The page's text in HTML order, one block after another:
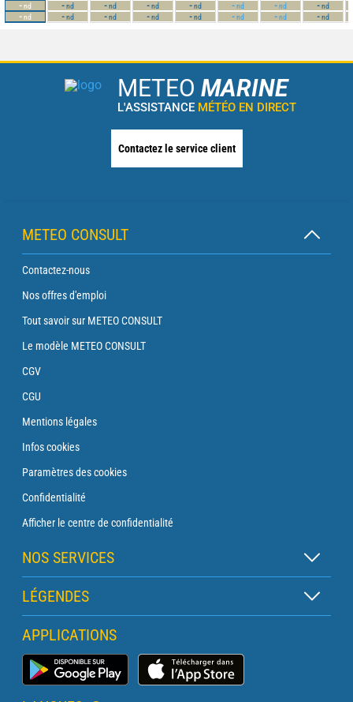
-nd
-nd
-nd
-nd
-nd
-nd
-nd
-nd
-nd
-nd
-nd
-nd
-nd
-nd
-nd
-nd
METEO MARINE
L'ASSISTANCE MÉTÉO EN DIRECT
Contactez le service client
METEO CONSULT
Contactez-nous
Nos offres d'emploi
Tout savoir sur METEO CONSULT
Le modèle METEO CONSULT
CGV
CGU
Mentions légales
Infos cookies
Paramètres des cookies
Confidentialité
Afficher le centre de confidentialité
NOS SERVICES
Abonnement Zen
Abonnement Balise
Abonnement Traversée
Abonnement Phare
LÉGENDES
Légende des cartes
Légende des pictogrammes
Glossaire
APPLICATIONS
Application Météo Marine